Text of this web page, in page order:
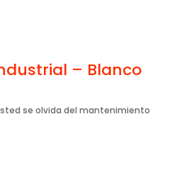
– Blanco
se olvida del mantenimiento